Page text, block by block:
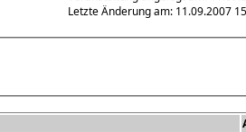
Letzte Änderung am: 11.09.2007